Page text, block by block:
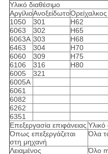
Υλικό διαθέσιμο
ΑργίλιοΑνοξείδωτοΟρείχαλκος
1050
301 H62
6063
302 H65
6063A 303 H68
6463
304 H70
6060
309 H75
6106
316 H80
6005
321
6005A
6061
6082
6262
6351
Επεξεργασία επιφάνειας Υλικό
Όπως επεξεργάζεται
στη μηχανή
Όλα
Λειαμένος
Όλο